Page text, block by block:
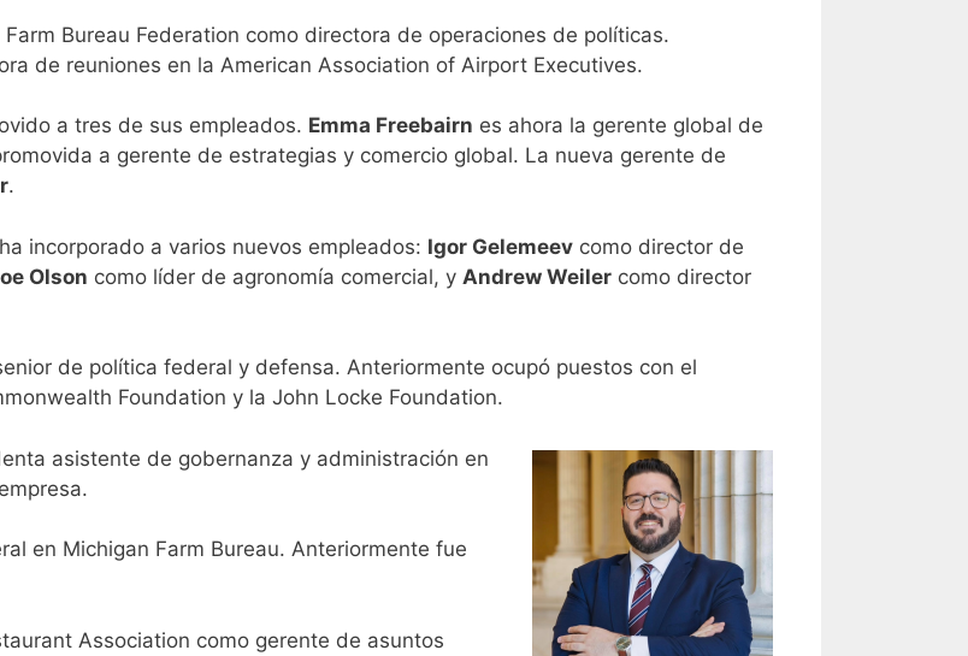
Bureau Federation como directora de operaciones de políticas.
de reuniones en la American Association of Airport Executives.
a tres de sus empleados. Emma Freebairn es ahora la gerente global de
a gerente de estrategias y comercio global. La nueva gerente de
.
incorporado a varios nuevos empleados: Igor Gelemeev como director de
Olson como líder de agronomía comercial, y Andrew Weiler como director
de política federal y defensa. Anteriormente ocupó puestos con el
Foundation y la John Locke Foundation.
asistente de gobernanza y administración en
en Michigan Farm Bureau. Anteriormente fue
Association como gerente de asuntos